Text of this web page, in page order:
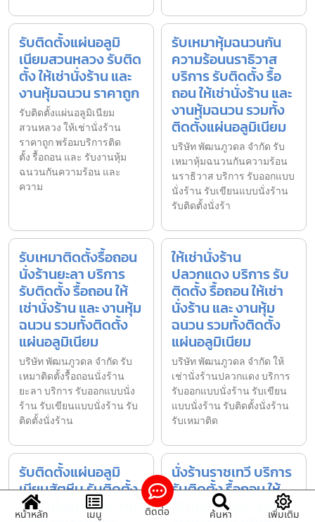
รับติดตั้งแผ่นอลูมิ
เนียมสวนหลวง รับติด
ตั้ง ให้เช่านั่งร้าน และ
งานหุ้มฉนวน ราคาถูก
รับติดตั้งแผ่นอลูมิเนียม
สวนหลวง ให้เช่านั่งร้าน
ราคาถูก พร้อมบริการติด
ตั้ง รื้อถอน และ รับงานหุ้ม
ฉนวนกันความร้อน และ
ความ
รับเหมาหุ้มฉนวนกัน
ความร้อนนราธิวาส
บริการ รับติดตั้ง รื้อ
ถอน ให้เช่านั่งร้าน และ
งานหุ้มฉนวน รวมทั้ง
ติดตั้งแผ่นอลูมิเนียม
บริษัท พัฒนภูวดล จำกัด รับ
เหมาหุ้มฉนวนกันความร้อน
นราธิวาส บริการ รับออกแบบ
นั่งร้าน รับเขียนแบบนั่งร้าน
รับติดตั้งนั่งร้า
รับเหมาติดตั้งรื้อถอน
นั่งร้านยะลา บริการ
รับติดตั้ง รื้อถอน ให้
เช่านั่งร้าน และ งานหุ้ม
ฉนวน รวมทั้งติดตั้ง
แผ่นอลูมิเนียม
บริษัท พัฒนภูวดล จำกัด รับ
เหมาติดตั้งรื้อถอนนั่งร้าน
ยะลา บริการ รับออกแบบนั่ง
ร้าน รับเขียนแบบนั่งร้าน รับ
ติดตั้งนั่งร้าน
ให้เช่านั่งร้าน
ปลวกแดง บริการ รับ
ติดตั้ง รื้อถอน ให้เช่า
นั่งร้าน และ งานหุ้ม
ฉนวน รวมทั้งติดตั้ง
แผ่นอลูมิเนียม
บริษัท พัฒนภูวดล จำกัด ให้
เช่านั่งร้านปลวกแดง บริการ
รับออกแบบนั่งร้าน รับเขียน
แบบนั่งร้าน รับติดตั้งนั่งร้าน
รับเหมาติด
รับติดตั้งแผ่นอลูมิ
เนียมสัตหีบ รับติดตั้ง
ให้เช่านั่งร้าน และ งาน
นั่งร้านราชเทวี บริการ
รับติดตั้ง รื้อถอน ให้
เช่านั่งร้าน และ งานหุ้ม
หน้าหลัก เมนู ติดต่อ ค้นหา เพิ่มเติม